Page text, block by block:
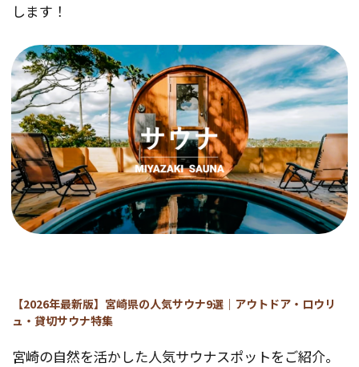
します！
【2026年最新版】宮崎県の人気サウナ9選｜アウトドア・ロウリ
ュ・貸切サウナ特集
宮崎の自然を活かした人気サウナスポットをご紹介。